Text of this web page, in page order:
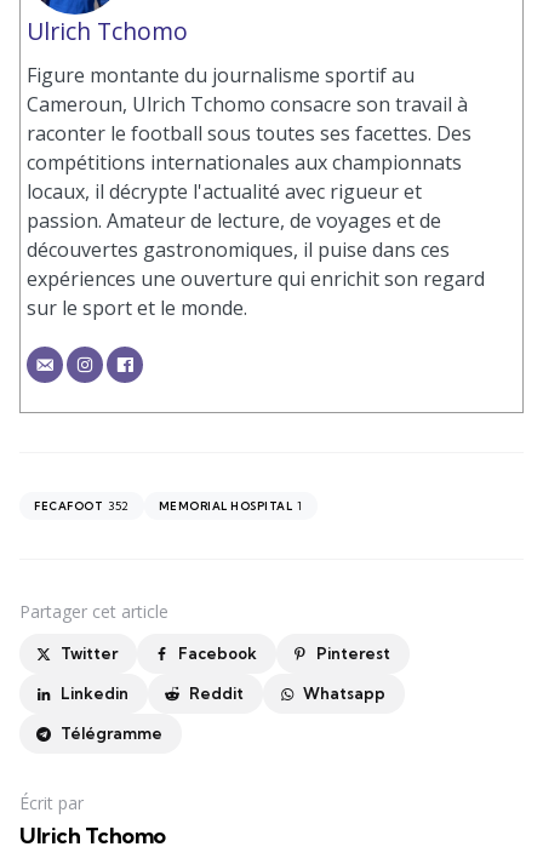
Ulrich Tchomo
Figure montante du journalisme sportif au
Cameroun, Ulrich Tchomo consacre son travail à
raconter le football sous toutes ses facettes. Des
compétitions internationales aux championnats
locaux, il décrypte l'actualité avec rigueur et
passion. Amateur de lecture, de voyages et de
découvertes gastronomiques, il puise dans ces
expériences une ouverture qui enrichit son regard
sur le sport et le monde.
FECAFOOT 352 MEMORIAL HOSPITAL 1
Partager cet article
Twitter Facebook Pinterest
Linkedin Reddit Whatsapp
Télégramme
Écrit par
Ulrich Tchomo